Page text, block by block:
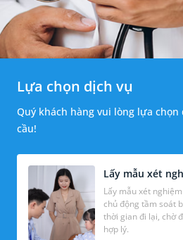
Lựa chọn dịch vụ
Quý khách hàng vui lòng lựa
cầu!
Lấy mẫu xét
Lấy mẫu xét
chủ động tầm soát
thời gian đi lại, chờ đợi kết quả với mức chi phí
hợp lý.